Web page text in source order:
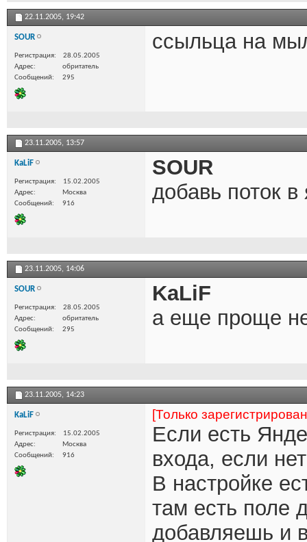
22.11.2005, 19:42
SOUR
Регистрация
28.05.2005
Адрес
обритатель
Сообщений
295
ссыльца на
23.11.2005, 13:57
KaLiF
Регистрация
15.02.2005
Адрес
Москва
Сообщений
916
SOUR
добавь поток в
23.11.2005, 14:06
SOUR
Регистрация
28.05.2005
Адрес
обритатель
Сообщений
295
KaLiF
а еще проще
23.11.2005, 14:23
KaLiF
Регистрация
15.02.2005
Адрес
Москва
Сообщений
916
[Только
Если есть
входа, если
В настройке
там есть поле
добавляешь и